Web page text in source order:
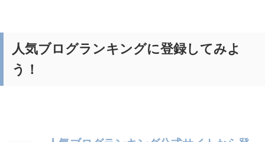
人気ブログランキングに登録してみよ
う！